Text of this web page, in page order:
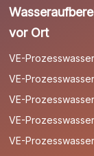
vor Ort
VE-
VE-
VE-
VE-
VE-